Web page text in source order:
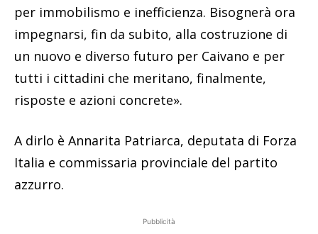
per immobilismo e inefficienza. Bisognerà ora
impegnarsi, fin da subito, alla costruzione di
un nuovo e diverso futuro per Caivano e per
tutti i cittadini che meritano, finalmente,
risposte e azioni concrete».
A dirlo è Annarita Patriarca, deputata di Forza
Italia e commissaria provinciale del partito
azzurro.
Pubblicità